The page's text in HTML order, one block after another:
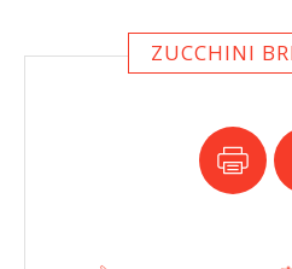
ZUCCHINI